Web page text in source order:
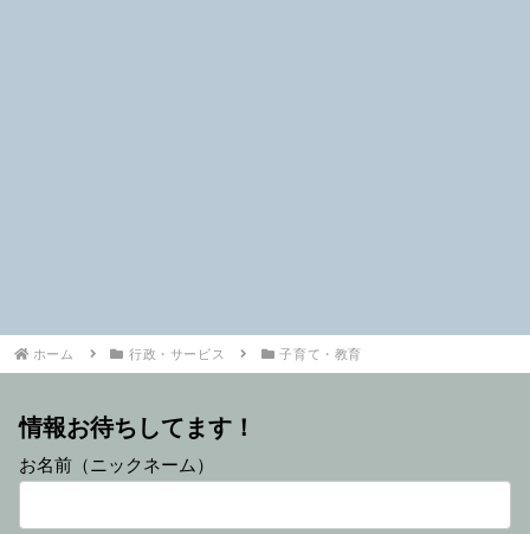
ホーム 行政・サービス 子育て・教育
情報お待ちしてます！
お名前（ニックネーム）